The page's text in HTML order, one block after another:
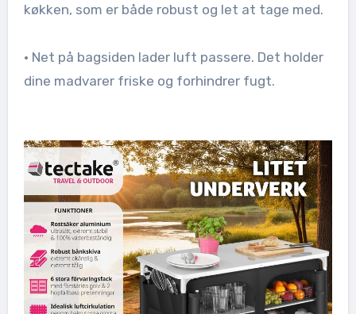
køkken, som er både robust og let at tage med.
• Net på bagsiden lader luft passere. Det holder
dine madvarer friske og forhindrer fugt.